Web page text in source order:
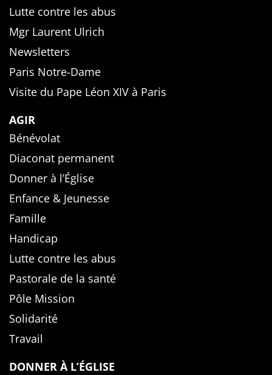
Lutte contre les abus
Mgr Laurent Ulrich
Newsletters
Paris Notre-Dame
Visite du Pape Léon XIV à Paris
AGIR
Bénévolat
Diaconat permanent
Donner à l’Église
Enfance & Jeunesse
Famille
Handicap
Lutte contre les abus
Pastorale de la santé
Pôle Mission
Solidarité
Travail
DONNER À L’ÉGLISE